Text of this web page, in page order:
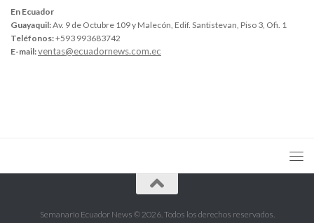
En Ecuador
Guayaquil:Av. 9 de Octubre 109 y Malecón, Edif. Santistevan, Piso 3, Ofi. 1
Teléfonos:+593 993683742
E-mail:ventas@ecuadornews.com.ec
Semanario Ecuador News © 2026. Todos los derechos reservados.